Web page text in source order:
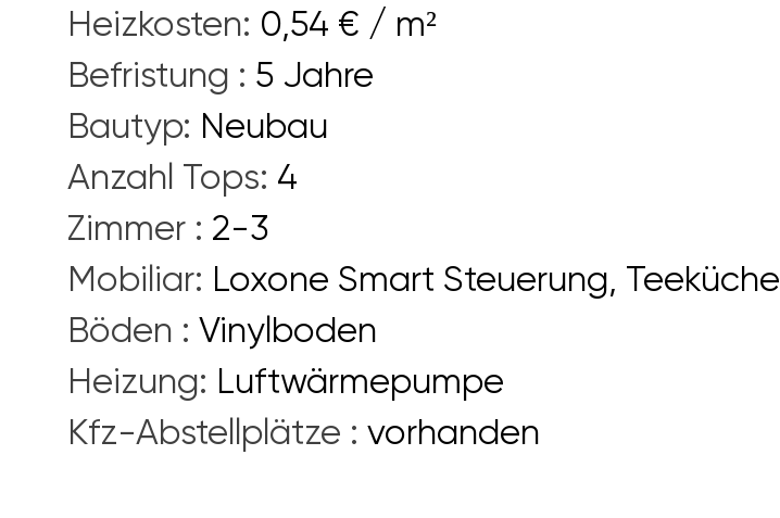
Heizkosten: 0,54 € / m²
Befristung : 5 Jahre
Bautyp: Neubau
Anzahl Tops: 4
Zimmer : 2-3
Mobiliar: Loxone Smart Steuerung, Teeküche
Böden : Vinylboden
Heizung: Luftwärmepumpe
Kfz-Abstellplätze : vorhanden